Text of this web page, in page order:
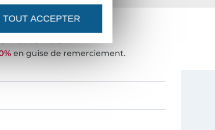
?
en guise de remerciement.
TOUT ACCEPTER